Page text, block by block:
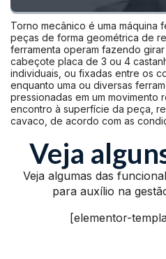
Torno mecânico é uma máquina
peças de forma geométrica de
ferramenta operam fazendo
cabeçote placa de 3 ou 4
individuais, ou fixadas entre os
enquanto uma ou diversas
pressionadas em um movimento
encontro à superfície da peça,
cavaco, de acordo com as
Veja
Veja algumas das
para auxílio na
[elementor-